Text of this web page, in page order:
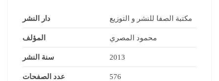
دار النشر مكتبة الصفا للنشر و التوزيع
المؤلف محمود المصري
سنة النشر 2013
عدد الصفحات 576